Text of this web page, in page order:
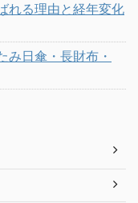
れる理由と経年変化
み日傘・長財布・